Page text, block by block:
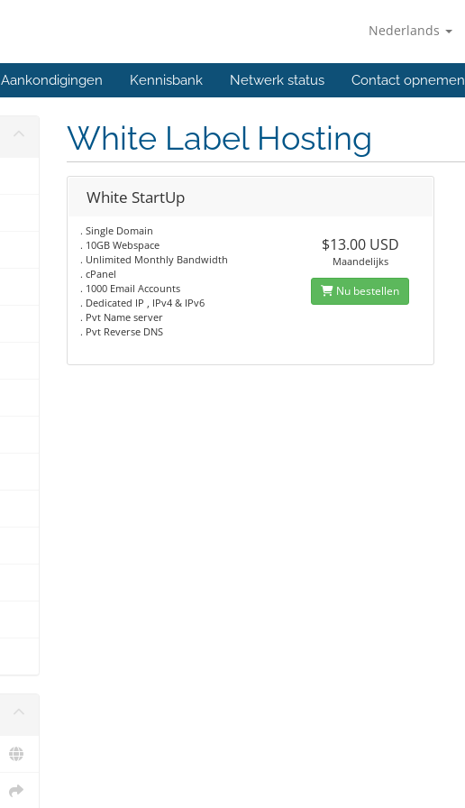
Nederlands
Aankondigingen Kennisbank Netwerk status Contact opnemen
White Label Hosting
White StartUp
. Single Domain
. 10GB Webspace
. Unlimited Monthly Bandwidth
. cPanel
. 1000 Email Accounts
. Dedicated IP , IPv4 & IPv6
. Pvt Name server
. Pvt Reverse DNS
$13.00 USD
Maandelijks
Nu bestellen